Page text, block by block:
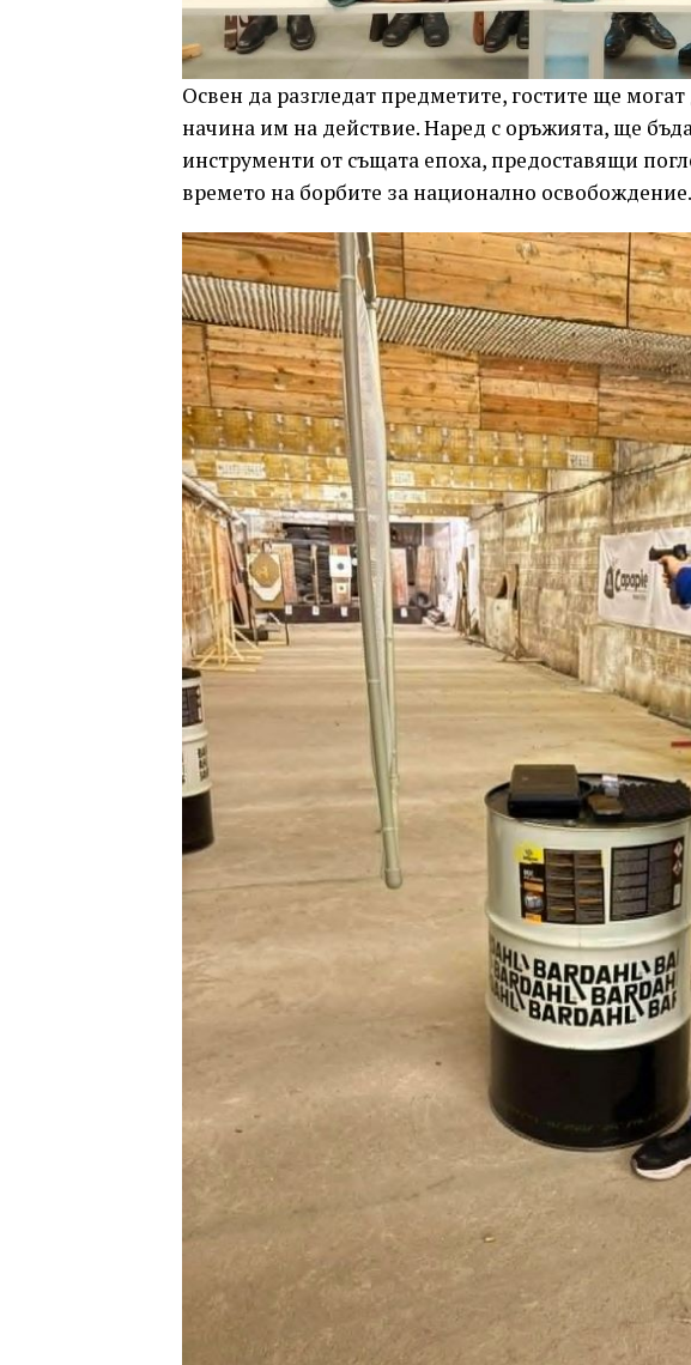
Освен да разгледат предметите, гостите ще
начина им на действие. Наред с оръжията, ще
инструменти от същата епоха, предоставящи
времето на борбите за национално освобождение.